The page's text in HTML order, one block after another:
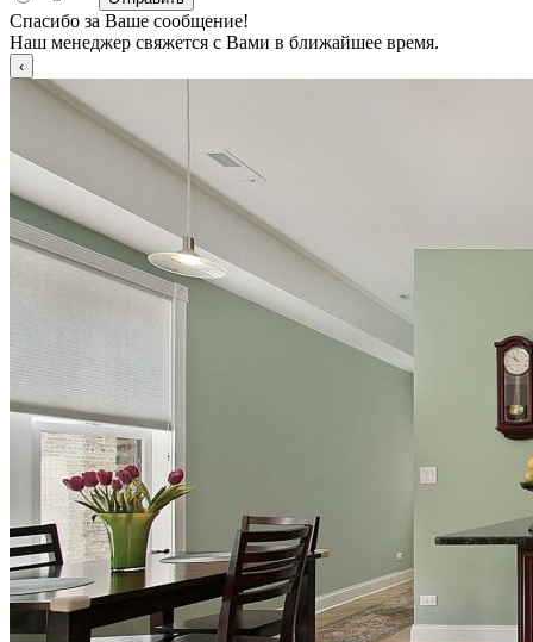
Спасибо за Ваше сообщение!
Наш менеджер свяжется с Вами в ближайшее время.